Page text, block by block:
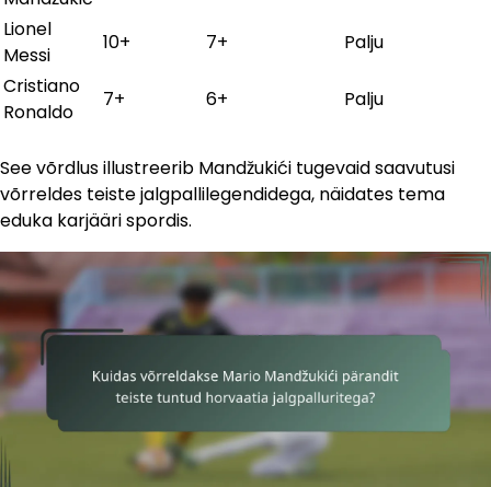
Lionel
Messi
10+ 7+
Palju
Cristiano
Ronaldo
7+ 6+ Palju
See võrdlus illustreerib Mandžukići tugevaid saavutusi
võrreldes teiste jalgpallilegendidega, näidates tema
eduka karjääri spordis.